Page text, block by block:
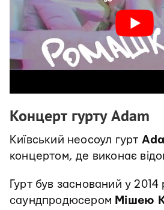
Концерт гурту Adam
Київський неосоул гурт
концертом, де виконає
Гурт був заснований у 2014
саундпродюсером Мішею